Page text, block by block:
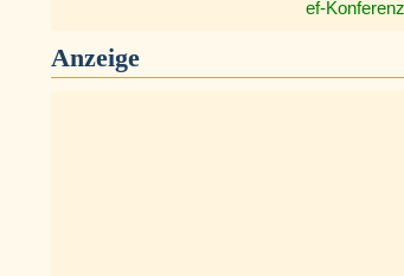
ef-Konferenz
Anzeige